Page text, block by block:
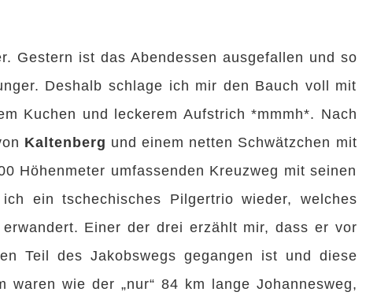
Gestern ist das Abendessen ausgefallen und so
Deshalb schlage ich mir den Bauch voll mit
Kuchen und leckerem Aufstrich *mmmh*. Nach
Kaltenberg und einem netten Schwätzchen mit
Höhenmeter umfassenden Kreuzweg mit seinen
ein tschechisches Pilgertrio wieder, welches
Einer der drei erzählt mir, dass er vor
Teil des Jakobswegs gegangen ist und diese
wie der „nur“ 84 km lange Johannesweg,